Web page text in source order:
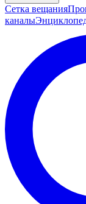
Сетка вещания
каналы